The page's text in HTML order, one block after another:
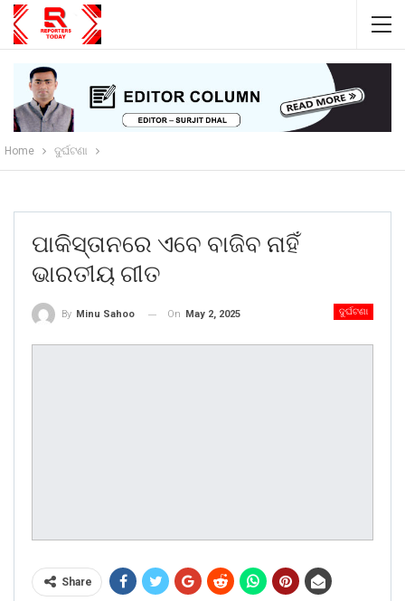
Home ଦୁର୍ଘଟଣା
ପାକିସ୍ତାନରେ ଏବେ ବାଜିବ ନାହିଁ
ଭାରତୀୟ ଗୀତ
ଦୁର୍ଘଟଣା
By Minu Sahoo On May 2, 2025
Share